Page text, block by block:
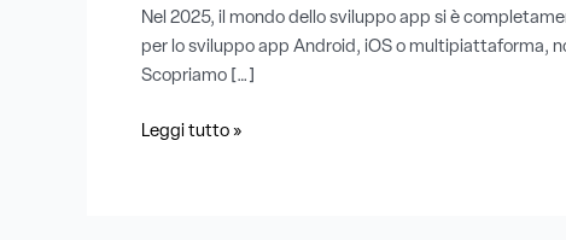
Nel 2025, il mondo dello sviluppo app si è
per lo sviluppo app Android, iOS o multipiattaforma,
Scopriamo […]
Leggi tutto »